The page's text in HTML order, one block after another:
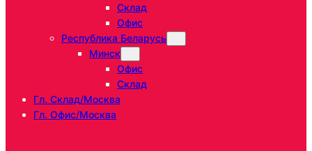
Склад
Офис
Республика Беларусь
Минск
Офис
Склад
Гл. Склад/Москва
Гл. Офис/Москва